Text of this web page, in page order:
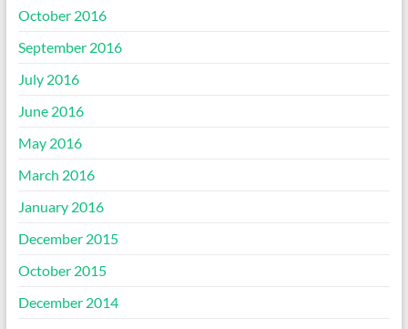
October 2016
September 2016
July 2016
June 2016
May 2016
March 2016
January 2016
December 2015
October 2015
December 2014